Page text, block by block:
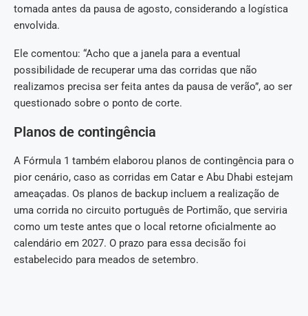
tomada antes da pausa de agosto, considerando a logística
envolvida.
Ele comentou: “Acho que a janela para a eventual
possibilidade de recuperar uma das corridas que não
realizamos precisa ser feita antes da pausa de verão”, ao ser
questionado sobre o ponto de corte.
Planos de contingência
A Fórmula 1 também elaborou planos de contingência para o
pior cenário, caso as corridas em Catar e Abu Dhabi estejam
ameaçadas. Os planos de backup incluem a realização de
uma corrida no circuito português de Portimão, que serviria
como um teste antes que o local retorne oficialmente ao
calendário em 2027. O prazo para essa decisão foi
estabelecido para meados de setembro.